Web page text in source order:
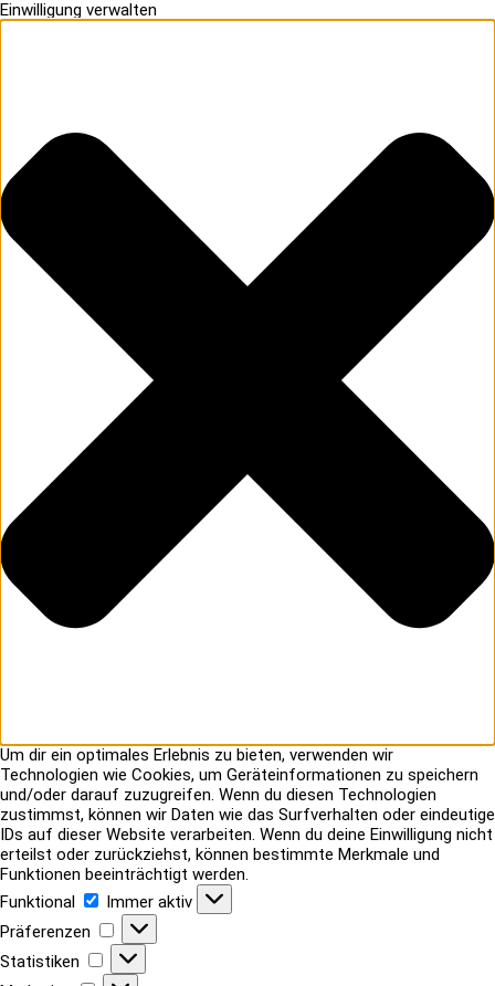
Einwilligung verwalten
Um dir ein optimales Erlebnis zu bieten, verwenden wir
Technologien wie Cookies, um Geräteinformationen zu speichern
und/oder darauf zuzugreifen. Wenn du diesen Technologien
zustimmst, können wir Daten wie das Surfverhalten oder eindeutige
IDs auf dieser Website verarbeiten. Wenn du deine Einwilligung nicht
erteilst oder zurückziehst, können bestimmte Merkmale und
Funktionen beeinträchtigt werden.
Funktional
Funktional
Immer aktiv
Präferenzen
Präferenzen
Statistiken
Statistiken